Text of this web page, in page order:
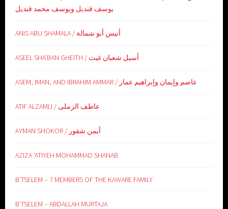
يوسف قنديل ويوسف محمد قنديل
ANIS ABU SHAMALA / أنيس أبو شمالة
ASEEL SHA’BAN GHEITH / أسيل شعبان غيث
ASEM, IMAN, AND IBRAHIM AMMAR / عاصم وإيمان وإبراهيم عمار
ATIF ALZAMLI / عاطف الزملى
AYMAN SHOKOR / أيمن شقور
AZIZA ‘ATIYEH MOHAMMAD SHANAB
B’TSELEM – 7 MEMBERS OF THE KAWARE FAMILY
B’TSELEM – ABDALLAH MURTAJA